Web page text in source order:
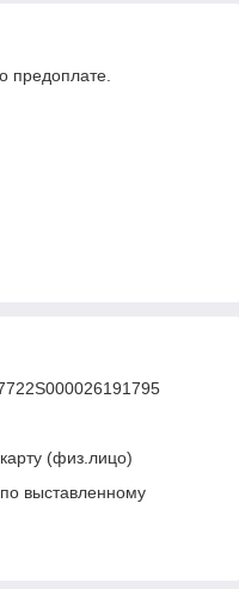
предоплате.
(физ.лицо)
выставленному